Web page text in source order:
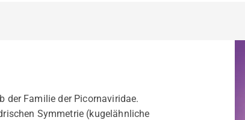
der Familie der Picornaviridae.
Symmetrie (kugelähnliche